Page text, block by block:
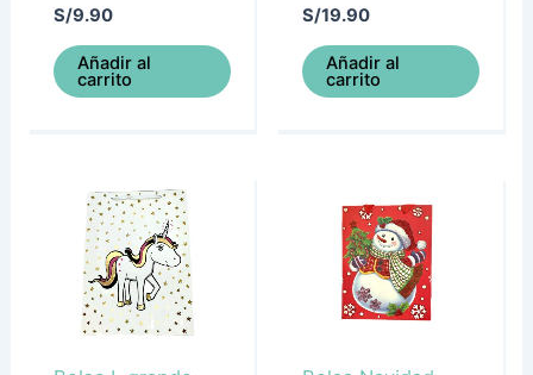
S/9.90
Añadir al
carrito
S/19.90
Añadir al
carrito